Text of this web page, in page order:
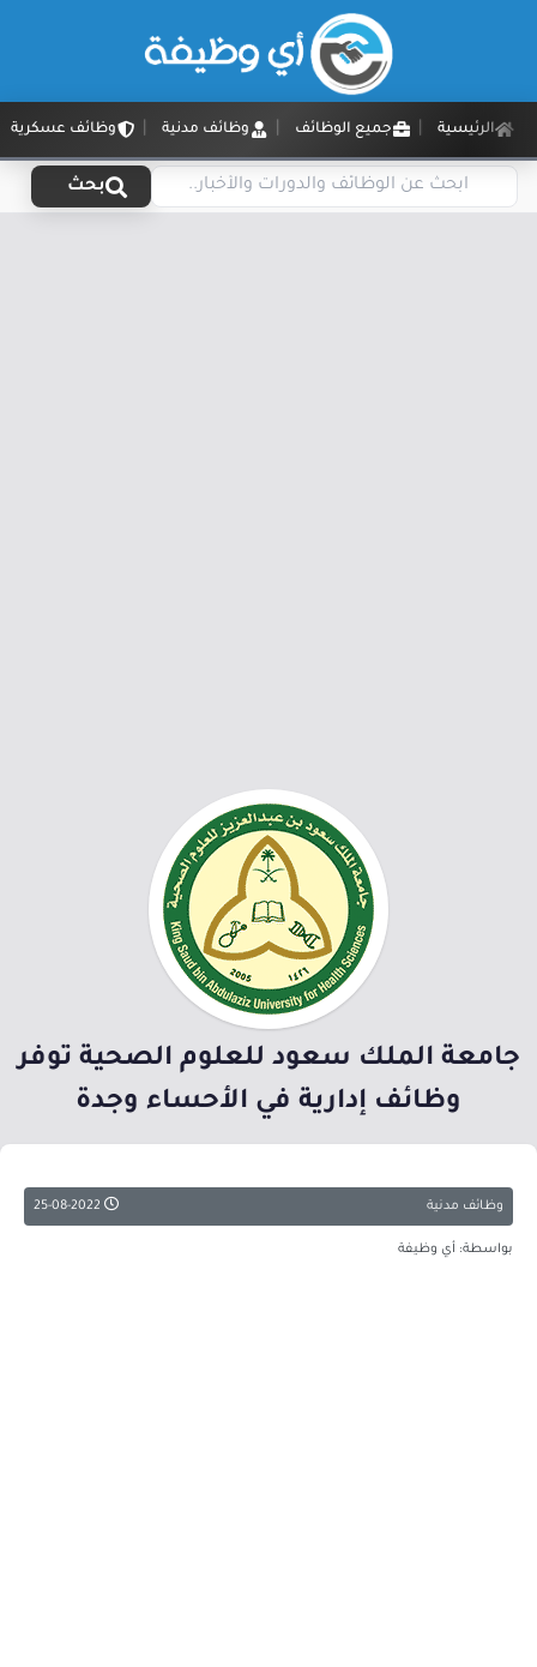
الرئيسية جميع الوظائف وظائف مدنية وظائف عسكرية
بحث
جامعة الملك سعود للعلوم الصحية توفر
وظائف إدارية في الأحساء وجدة
وظائف مدنية
بواسطة: أي وظيفة